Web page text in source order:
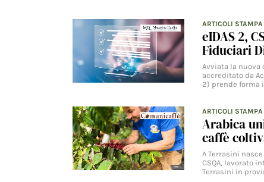
ARTICOLI STAMPA
eIDAS 2,
Fiduciari
Avviata la nuova
accreditato da
2) prende forma
ARTICOLI STAMPA
Arabica
caffè
A Terrasini
CSQA, lavorato
Terrasini in